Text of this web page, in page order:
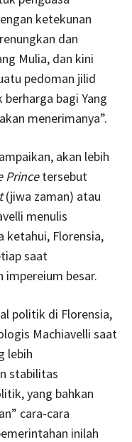
ketekunan
dan
Mulia, dan kini
pedoman jilid
bagi Yang
menerimanya”.
akan lebih
Princetersebut
(jiwa zaman) atau
menulis
ketahui, Florensia,
saat
impereium besar.
politik di Florensia,
Machiavelli saat
lebih
stabilitas
yang bahkan
cara-cara
inilah